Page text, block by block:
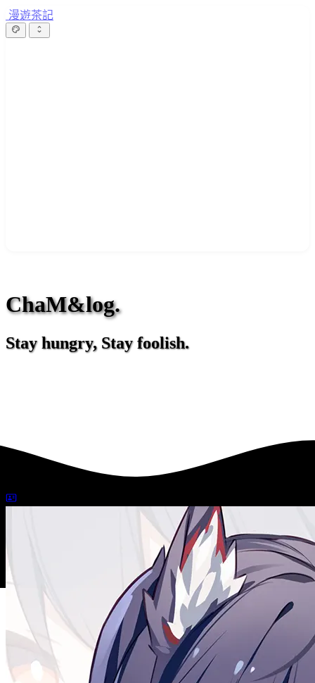
漫遊茶記
ChaM&log.
Stay hungry, Stay foolish.